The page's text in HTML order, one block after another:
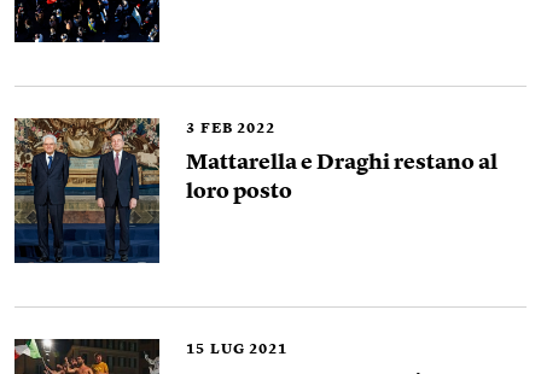
3 FEB 2022
Mattarella e Draghi restano al
loro posto
15 LUG 2021